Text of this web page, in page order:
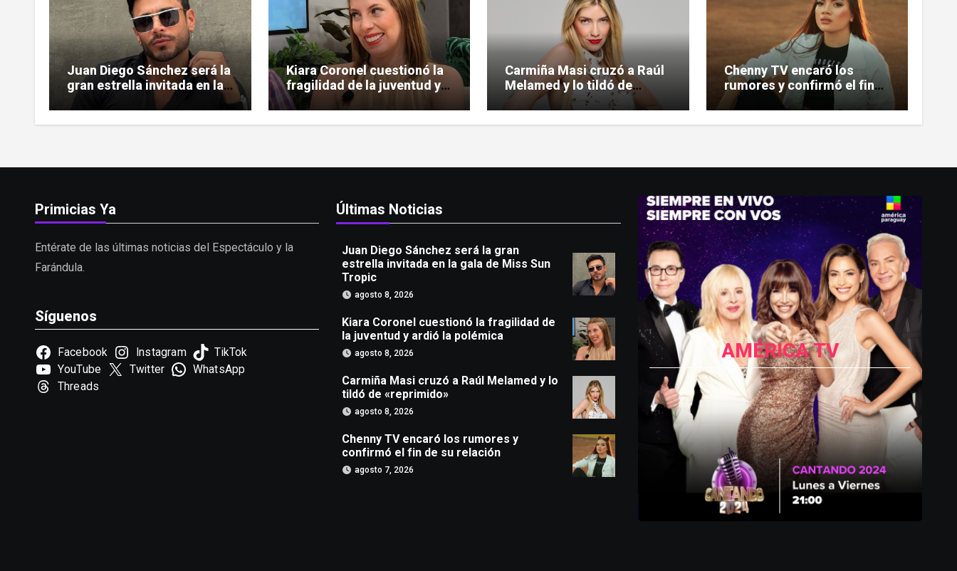
Juan Diego Sánchez será la
gran estrella invitada en la
gala de Miss Sun Tropic
Kiara Coronel cuestionó la
fragilidad de la juventud y
ardió la polémica
Carmiña Masi cruzó a Raúl
Melamed y lo tildó de
«reprimido»
Chenny TV encaró los
rumores y confirmó el fin
de su relación
Primicias Ya
Entérate de las últimas noticias del Espectáculo y la
Farándula.
Síguenos
Facebook Instagram
TikTok
YouTube
Twitter
WhatsApp
Threads
Últimas Noticias
Juan Diego Sánchez será la gran
estrella invitada en la gala de Miss Sun
Tropic
agosto 8, 2026
Kiara Coronel cuestionó la fragilidad de
la juventud y ardió la polémica
agosto 8, 2026
Carmiña Masi cruzó a Raúl Melamed y lo
tildó de «reprimido»
agosto 8, 2026
Chenny TV encaró los rumores y
confirmó el fin de su relación
agosto 7, 2026
AMÉRICA TV